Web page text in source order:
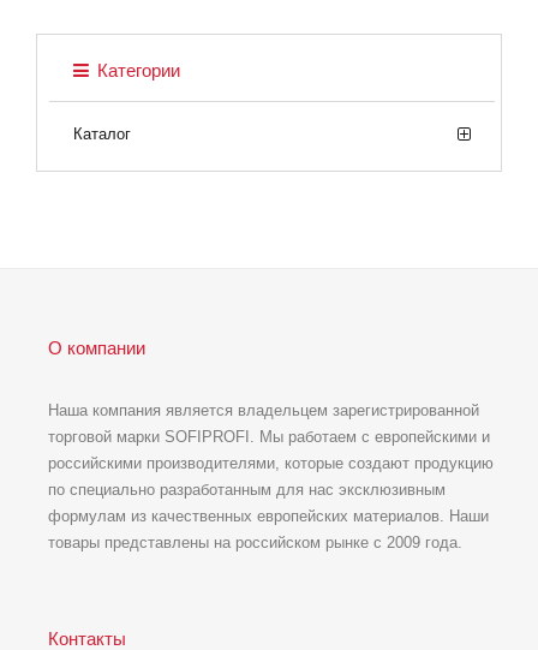
Категории
Каталог
О компании
Наша компания является владельцем зарегистрированной
торговой марки SOFIPROFI. Мы работаем с европейскими и
российскими производителями, которые создают продукцию
по специально разработанным для нас эксклюзивным
формулам из качественных европейских материалов. Наши
товары представлены на российском рынке с 2009 года.
Контакты